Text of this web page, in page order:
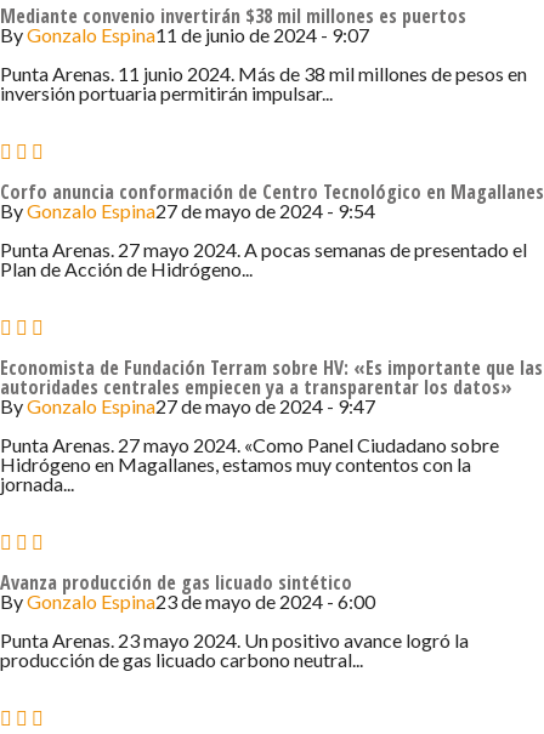
Mediante convenio invertirán $38 mil millones es puertos
ByGonzalo Espina11 de junio de 2024 - 9:07
Punta Arenas. 11 junio 2024. Más de 38 mil millones de pesos en
inversión portuaria permitirán impulsar...
Corfo anuncia conformación de Centro Tecnológico en Magallanes
ByGonzalo Espina27 de mayo de 2024 - 9:54
Punta Arenas. 27 mayo 2024. A pocas semanas de presentado el
Plan de Acción de Hidrógeno...
Economista de Fundación Terram sobre HV: «Es importante que las
autoridades centrales empiecen ya a transparentar los datos»
ByGonzalo Espina27 de mayo de 2024 - 9:47
Punta Arenas. 27 mayo 2024. «Como Panel Ciudadano sobre
Hidrógeno en Magallanes, estamos muy contentos con la
jornada...
Avanza producción de gas licuado sintético
ByGonzalo Espina23 de mayo de 2024 - 6:00
Punta Arenas. 23 mayo 2024. Un positivo avance logró la
producción de gas licuado carbono neutral...